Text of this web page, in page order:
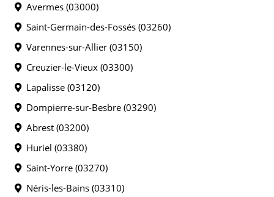
Avermes (03000)
Saint-Germain-des-Fossés (03260)
Varennes-sur-Allier (03150)
Creuzier-le-Vieux (03300)
Lapalisse (03120)
Dompierre-sur-Besbre (03290)
Abrest (03200)
Huriel (03380)
Saint-Yorre (03270)
Néris-les-Bains (03310)